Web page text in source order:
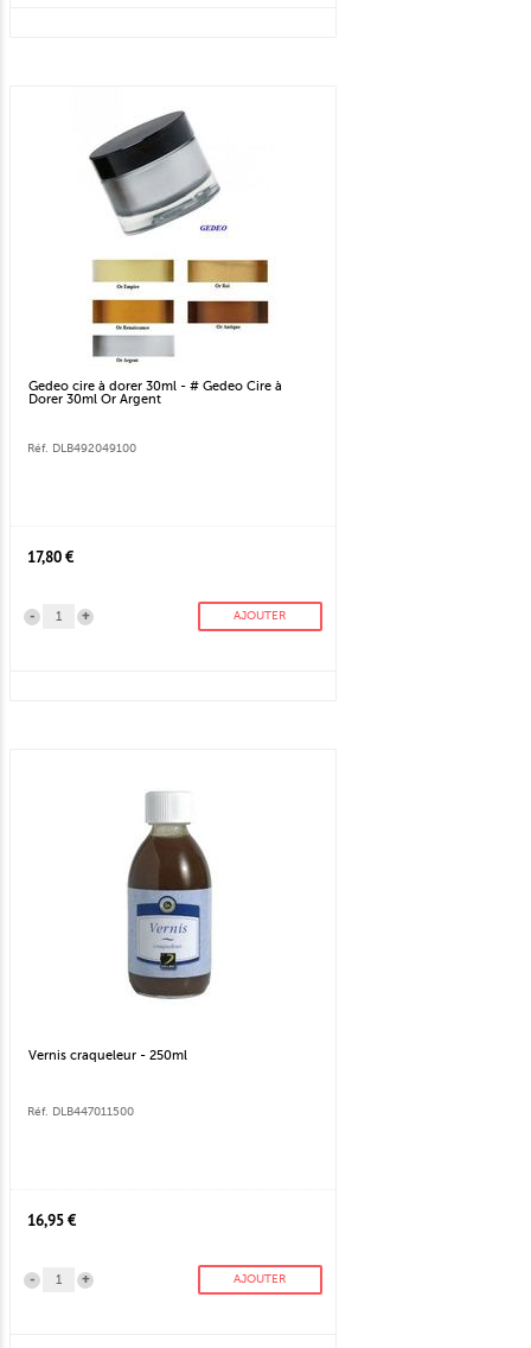
Gedeo cire à dorer 30ml - # Gedeo Cire à
Dorer 30ml Or Argent
Réf. DLB492049100
17,80 €
+
- AJOUTER
Vernis craqueleur - 250ml
Réf. DLB447011500
16,95 €
+
- AJOUTER